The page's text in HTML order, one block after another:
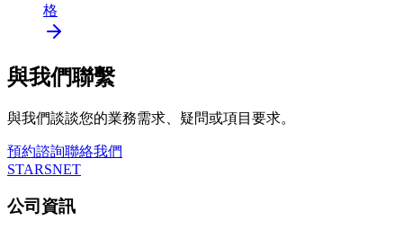
格
與我們聯繫
與我們談談您的業務需求、疑問或項目要求。
預約諮詢聯絡我們
STARSNET
公司資訊